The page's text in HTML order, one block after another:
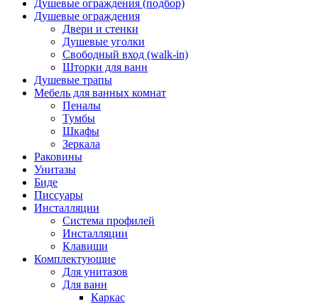
Душевые ограждения (подбор)
Душевые ограждения
Двери и стенки
Душевые уголки
Свободный вход (walk-in)
Шторки для ванн
Душевые трапы
Мебель для ванных комнат
Пеналы
Тумбы
Шкафы
Зеркала
Раковины
Унитазы
Биде
Писсуары
Инсталляции
Система профилей
Инсталляции
Клавиши
Комплектующие
Для унитазов
Для ванн
Каркас